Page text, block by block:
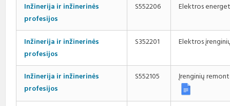
Inžinerija ir inžinerinės
profesijos
S552206 Elektros
Inžinerija ir inžinerinės
profesijos
S352201 Elektros
Inžinerija ir inžinerinės
profesijos
S552105 Įrenginių